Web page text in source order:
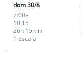
dom 30/8
7:00-
10:15
1 escala
26h 15min